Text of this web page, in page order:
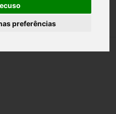
preferências